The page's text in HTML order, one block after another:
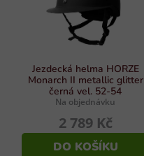
Jezdecká helma HORZE
Monarch II metallic glitter
černá vel. 52-54
Na objednávku
2 789 Kč
DO KOŠÍKU